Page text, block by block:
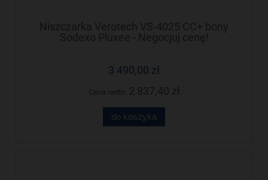
Niszczarka Verotech VS-4025 CC+ bony
Sodexo Pluxee - Negocjuj cenę!
3 490,00 zł
do koszyka